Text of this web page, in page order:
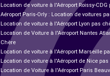
Location de voiture à l'Aéroport Roissy-CDG
Aéroport Paris-Orly : Location de voitures
Location de voiture à l'Aéroport Lyon pas
Location de Voiture à l'Aéroport Nantes
Chère
Location de voiture à l'Aéroport Marseille
Location de voiture à l'Aéroport de Nice pas
Location de Voiture à l'Aéroport Paris